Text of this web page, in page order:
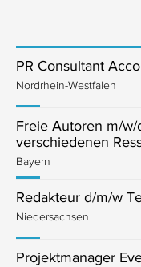
PR Consultant
Nordrhein-Westfalen
Freie Autoren m/
verschiedenen
Bayern
Redakteur d/m/w
Niedersachsen
Projektmanager